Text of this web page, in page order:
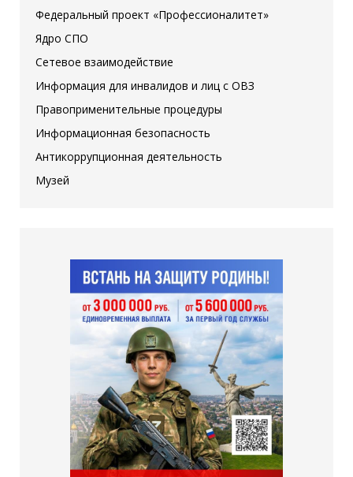
Федеральный проект «Профессионалитет»
Ядро СПО
Сетевое взаимодействие
Информация для инвалидов и лиц с ОВЗ
Правоприменительные процедуры
Информационная безопасность
Антикоррупционная деятельность
Музей